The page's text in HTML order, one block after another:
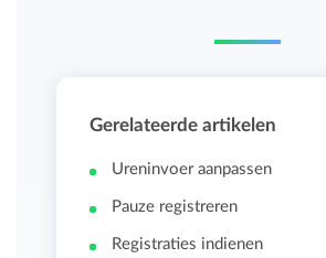
Gerelateerde artikelen
Ureninvoer aanpassen
Pauze registreren
Registraties indienen